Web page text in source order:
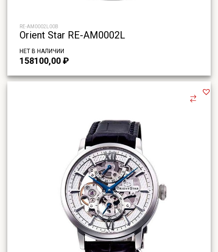
RE-AM0002L00B
Orient Star RE-AM0002L
НЕТ В НАЛИЧИИ
158100,00₽